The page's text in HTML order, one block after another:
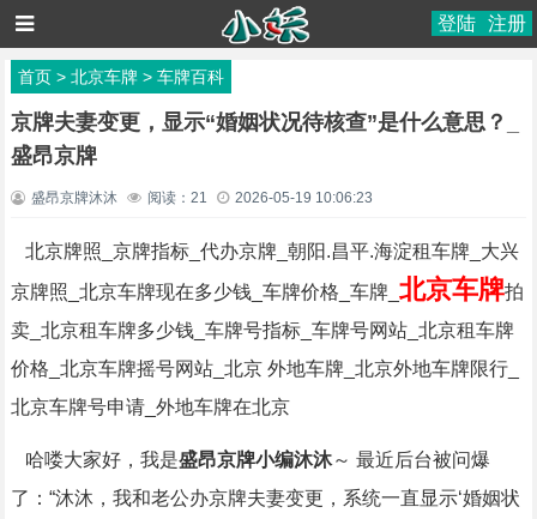
登陆 注册
首页> 北京车牌> 车牌百科
京牌夫妻变更，显示“婚姻状况待核查”是什么意思？_
盛昂京牌
盛昂京牌沐沐 阅读： 21 2026-05-19 10:06:23
北京牌照_京牌指标_代办京牌_朝阳.昌平.海淀租车牌_大兴
京牌照_北京车牌现在多少钱_车牌价格_车牌_ 北京车牌拍
卖_北京租车牌多少钱_车牌号指标_车牌号网站_北京租车牌
价格_北京车牌摇号网站_北京 外地车牌_北京外地车牌限行_
北京车牌号申请_外地车牌在北京
哈喽大家好，我是盛昂京牌小编沐沐～ 最近后台被问爆
了：“沐沐，我和老公办京牌夫妻变更，系统一直显示‘婚姻状